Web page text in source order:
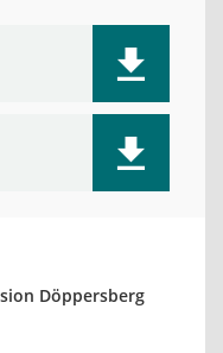
Döppersberg